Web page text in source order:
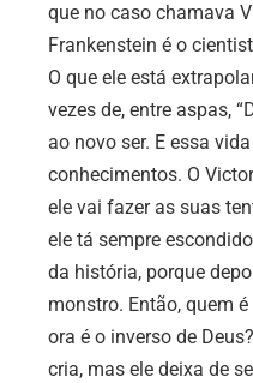
que no caso chamava
Frankenstein é o
O que ele está
vezes de, entre aspas,
ao novo ser. E essa
conhecimentos. O
ele vai fazer as suas
ele tá sempre
da história, porque
monstro. Então, quem
ora é o inverso de
cria, mas ele deixa de